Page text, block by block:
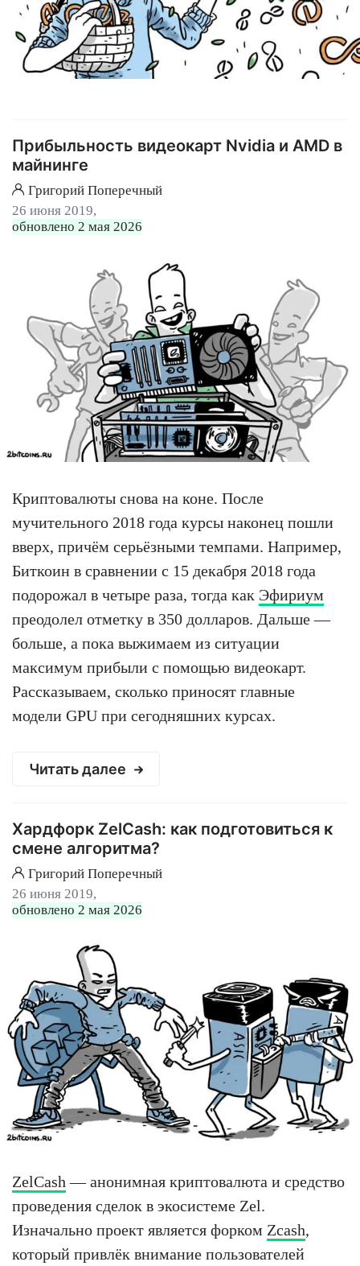
Прибыльность видеокарт Nvidia и AMD в
майнинге
Григорий Поперечный
26 июня 2019,
обновлено 2 мая 2026
Криптовалюты снова на коне. После
мучительного 2018 года курсы наконец пошли
вверх, причём серьёзными темпами. Например,
Биткоин в сравнении с 15 декабря 2018 года
подорожал в четыре раза, тогда как Эфириум
преодолел отметку в 350 долларов. Дальше —
больше, а пока выжимаем из ситуации
максимум прибыли с помощью видеокарт.
Рассказываем, сколько приносят главные
модели GPU при сегодняшних курсах.
Читать далее
Хардфорк ZelCash: как подготовиться к
смене алгоритма?
Григорий Поперечный
26 июня 2019,
обновлено 2 мая 2026
ZelCash — анонимная криптовалюта и средство
проведения сделок в экосистеме Zel.
Изначально проект является форком Zcash,
который привлёк внимание пользователей